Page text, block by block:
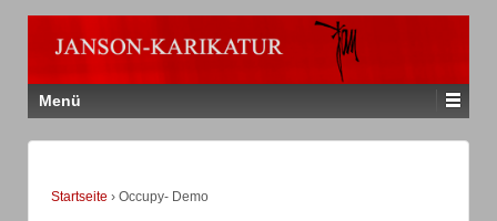
Menü
Startseite › Occupy- Demo